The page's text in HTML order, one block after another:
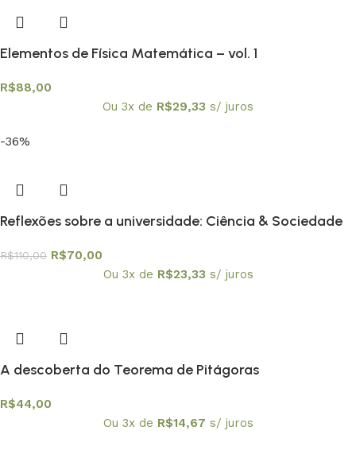
Elementos de Física Matemática – vol. 1
R$88,00
Ou 3x de R$29,33 s/ juros
-36%
Reflexões sobre a universidade: Ciência & Sociedade
R$110,00 R$70,00
Ou 3x de R$23,33 s/ juros
A descoberta do Teorema de Pitágoras
R$44,00
Ou 3x de R$14,67 s/ juros